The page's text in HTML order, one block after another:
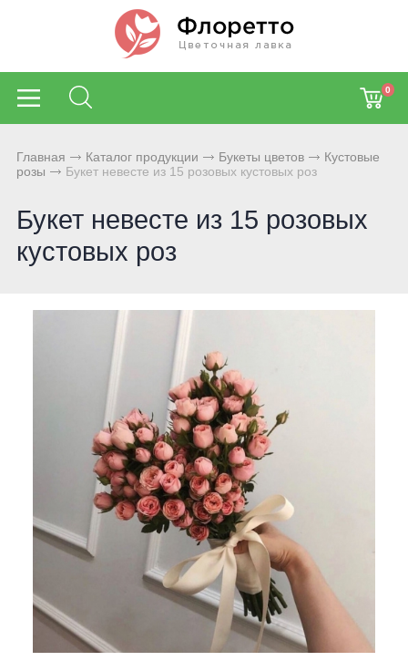
0
Главная Каталог продукции Букеты цветов
Кустовые
розы
Букет невесте из 15 розовых кустовых роз
Букет невесте из 15 розовых
кустовых роз